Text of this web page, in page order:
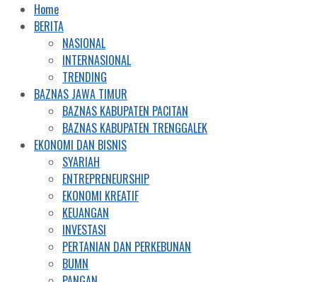
Home
BERITA
NASIONAL
INTERNASIONAL
TRENDING
BAZNAS JAWA TIMUR
BAZNAS KABUPATEN PACITAN
BAZNAS KABUPATEN TRENGGALEK
EKONOMI DAN BISNIS
SYARIAH
ENTREPRENEURSHIP
EKONOMI KREATIF
KEUANGAN
INVESTASI
PERTANIAN DAN PERKEBUNAN
BUMN